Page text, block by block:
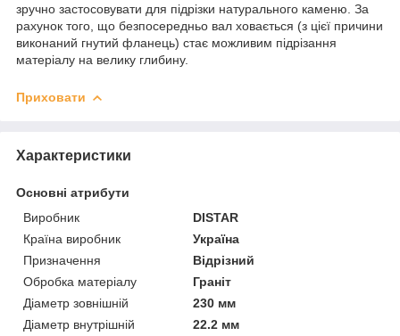
зручно застосовувати для підрізки натурального каменю. За
рахунок того, що безпосередньо вал ховається (з цієї причини
виконаний гнутий фланець) стає можливим підрізання
матеріалу на велику глибину.
Приховати
Характеристики
Основні атрибути
Виробник
DISTAR
Країна виробник
Україна
Призначення
Відрізний
Обробка матеріалу
Граніт
Діаметр зовнішній
230 мм
Діаметр внутрішній
22.2 мм